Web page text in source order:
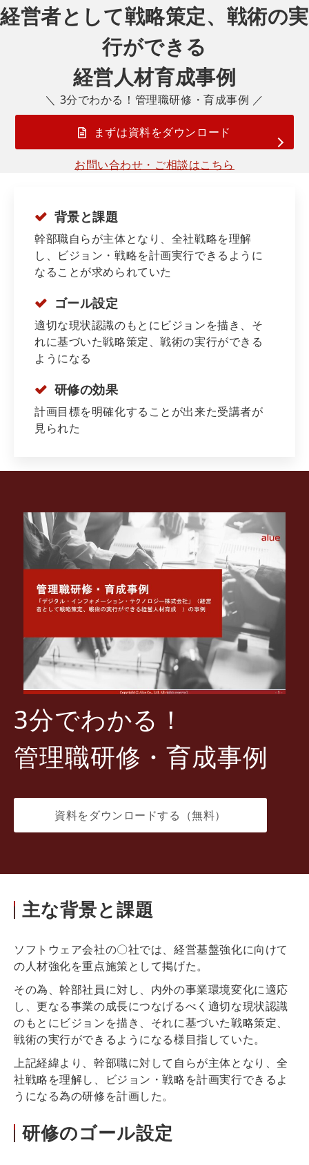
経営者として戦略策定、戦術の実
行ができる
経営人材育成事例
＼ 3分でわかる！管理職研修・育成事例 ／
まずは資料をダウンロード
お問い合わせ・ご相談はこちら
背景と課題
幹部職自らが主体となり、全社戦略を理解
し、ビジョン・戦略を計画実行できるように
なることが求められていた
ゴール設定
適切な現状認識のもとにビジョンを描き、そ
れに基づいた戦略策定、戦術の実行ができる
ようになる
研修の効果
計画目標を明確化することが出来た受講者が
見られた
3分でわかる！
管理職研修・育成事例
資料をダウンロードする（無料）
主な背景と課題
ソフトウェア会社の〇社では、経営基盤強化に向けて
の人材強化を重点施策として掲げた。
その為、幹部社員に対し、内外の事業環境変化に適応
し、更なる事業の成長につなげるべく 適切な現状認識
のもとにビジョンを描き、それに基づいた戦略策定、
戦術の実行ができるようになる様目指していた。
上記経緯より、幹部職に対して 自らが主体となり、全
社戦略を理解し、ビジョン・戦略を計画実行できるよ
うになる為の研修を計画した。
研修のゴール設定